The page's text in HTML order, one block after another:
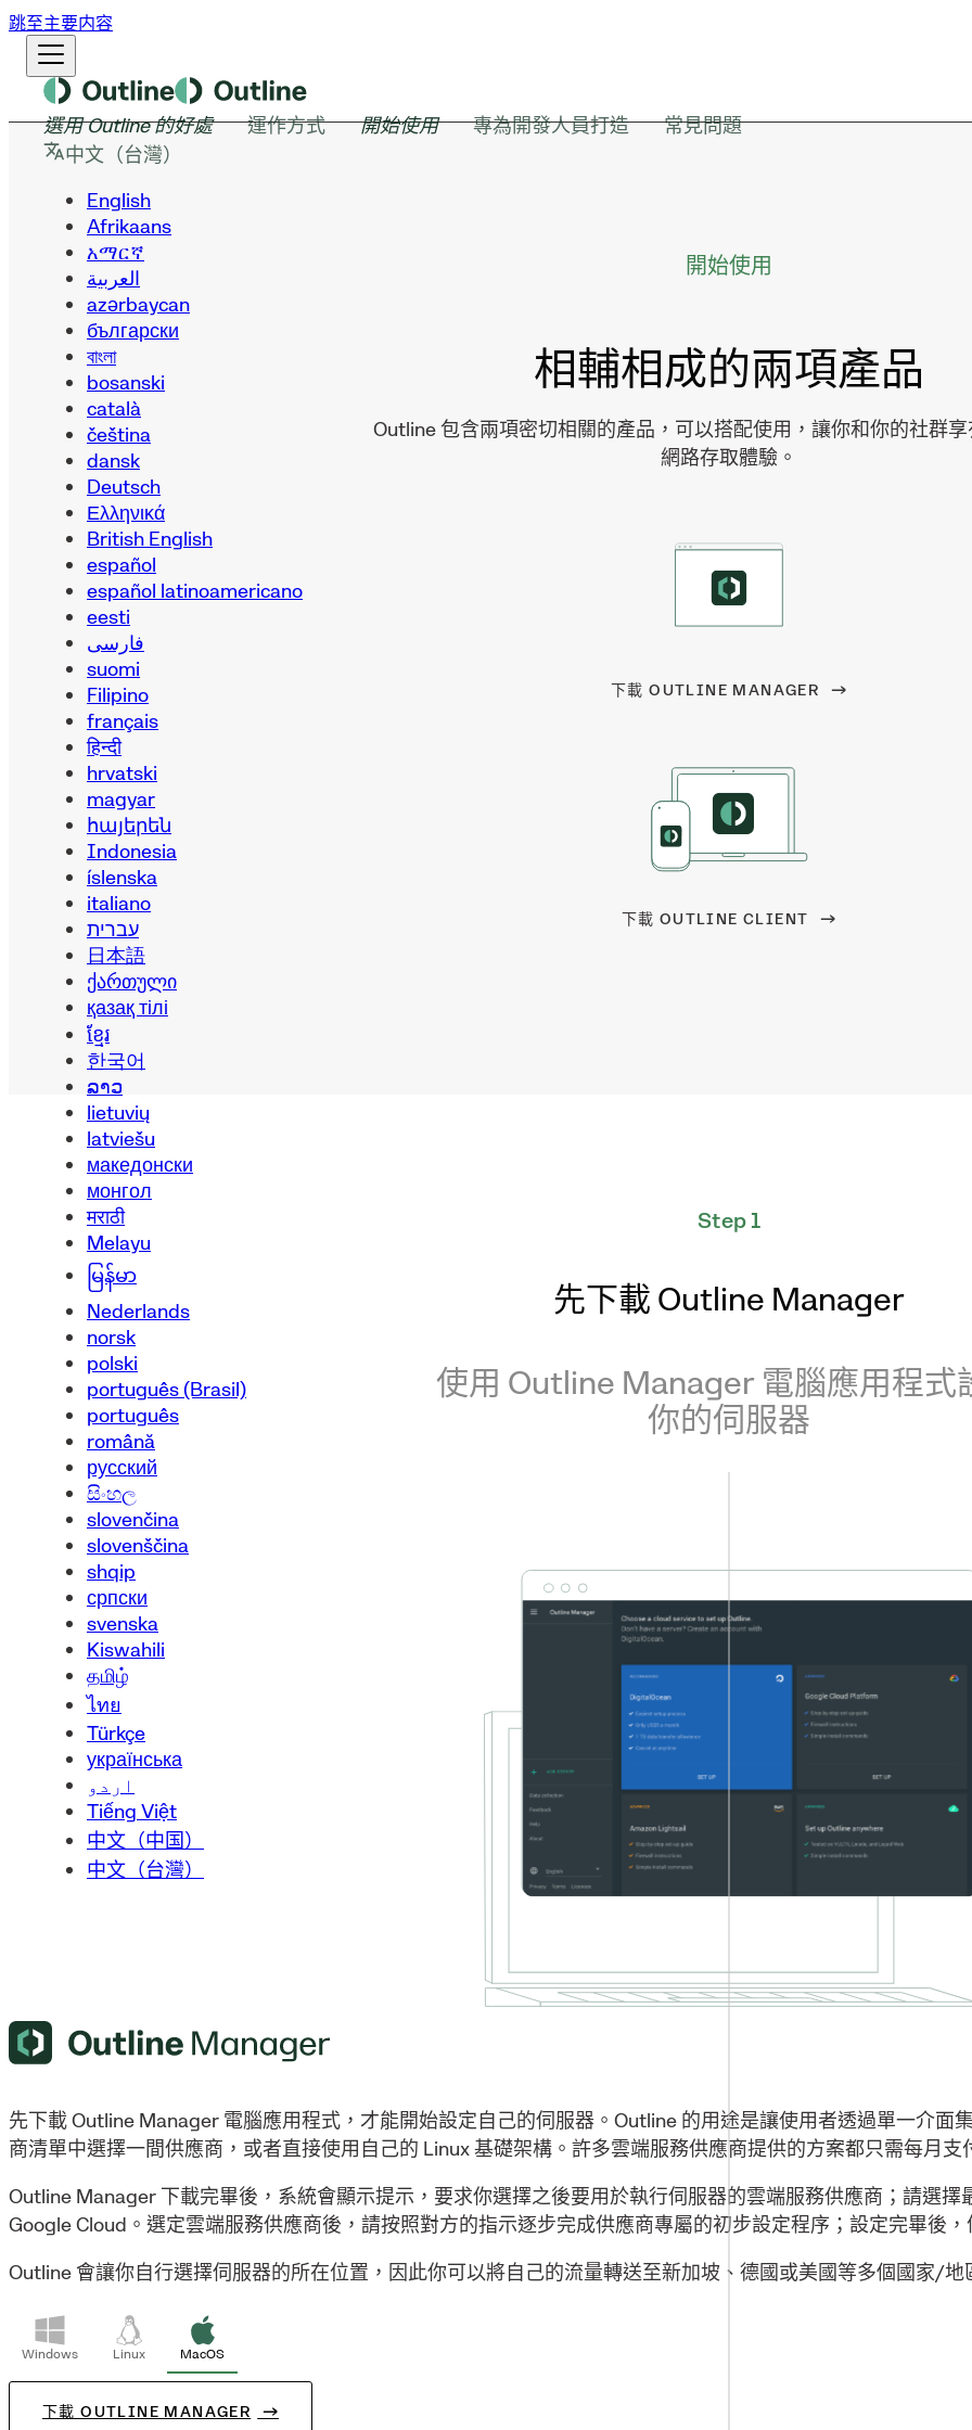
跳至主要内容
選用 Outline 的好處 運作方式 開始使用 專為開發人員打造
常見問題
中文（台灣）
English
Afrikaans
አማርኛ
العربية
azərbaycan
български
বাংলা
bosanski
català
čeština
dansk
Deutsch
Ελληνικά
British English
español
español latinoamericano
eesti
فارسی
suomi
Filipino
français
हिन्दी
hrvatski
magyar
հայերեն
Indonesia
íslenska
italiano
עברית
日本語
ქართული
қазақ тілі
ខ្មែរ
한국어
ລາວ
lietuvių
latviešu
македонски
монгол
मराठी
Melayu
မြန်မာ
Nederlands
norsk
polski
português (Brasil)
português
română
русский
සිංහල
slovenčina
slovenščina
shqip
српски
svenska
Kiswahili
தமிழ்
ไทย
Türkçe
українська
اردو
Tiếng Việt
中文（中国）
中文（台灣）
開始使用
相輔相成的兩項產品
Outline 包含兩項密切相關的產品，可以搭配使用，讓你和你的社群
網路存取體驗。
下載 OUTLINE MANAGER
下載 OUTLINE CLIENT
Step 1
先下載 Outline Manager
使用 Outline Manager 電腦應用程式
你的伺服器
先下載 Outline Manager 電腦應用程式，才能開始設定自己的伺服器。Outline 的用途是讓使用者透過單一介面
商清單中選擇一間供應商，或者直接使用自己的 Linux 基礎架構。許多雲端服務供應商提供的方案都只需每月
Outline Manager 下載完畢後，系統會顯示提示，要求你選擇之後要用於執行伺服器的雲端服務供應商；請選
Google Cloud。選定雲端服務供應商後，請按照對方的指示逐步完成供應商專屬的初步設定程序；設定完畢後
Outline 會讓你自行選擇伺服器的所在位置，因此你可以將自己的流量轉送至新加坡、德國或美國等多個國家/地
Windows Linux MacOS
下載 OUTLINE MANAGER